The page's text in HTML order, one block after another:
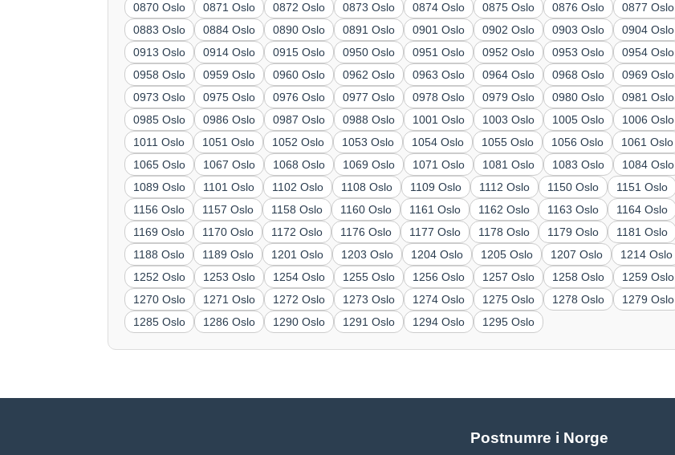
0870 Oslo
0871 Oslo 0872 Oslo 0873 Oslo 0874 Oslo 0875 Oslo 0876 Oslo 0877 Oslo
0883 Oslo
0884 Oslo 0890 Oslo 0891 Oslo 0901 Oslo 0902 Oslo 0903 Oslo 0904 Oslo
0913 Oslo
0914 Oslo 0915 Oslo 0950 Oslo 0951 Oslo 0952 Oslo 0953 Oslo 0954 Oslo
0958 Oslo
0959 Oslo 0960 Oslo 0962 Oslo 0963 Oslo 0964 Oslo 0968 Oslo 0969 Oslo
0973 Oslo
0975 Oslo 0976 Oslo 0977 Oslo 0978 Oslo 0979 Oslo 0980 Oslo 0981 Oslo
0985 Oslo
0986 Oslo 0987 Oslo 0988 Oslo 1001 Oslo 1003 Oslo 1005 Oslo 1006 Oslo
1011 Oslo
1051 Oslo 1052 Oslo 1053 Oslo 1054 Oslo 1055 Oslo 1056 Oslo 1061 Oslo
1065 Oslo
1067 Oslo 1068 Oslo 1069 Oslo 1071 Oslo 1081 Oslo 1083 Oslo 1084 Oslo
1089 Oslo
1101 Oslo 1102 Oslo 1108 Oslo 1109 Oslo 1112 Oslo 1150 Oslo 1151 Oslo
1156 Oslo
1157 Oslo 1158 Oslo 1160 Oslo 1161 Oslo 1162 Oslo 1163 Oslo 1164 Oslo
1169 Oslo
1170 Oslo 1172 Oslo 1176 Oslo 1177 Oslo 1178 Oslo 1179 Oslo 1181 Oslo
1188 Oslo
1189 Oslo 1201 Oslo 1203 Oslo 1204 Oslo 1205 Oslo 1207 Oslo 1214 Oslo
1252 Oslo
1253 Oslo 1254 Oslo 1255 Oslo 1256 Oslo 1257 Oslo 1258 Oslo 1259 Oslo
1270 Oslo
1271 Oslo 1272 Oslo 1273 Oslo 1274 Oslo 1275 Oslo 1278 Oslo 1279 Oslo
1285 Oslo
1286 Oslo 1290 Oslo 1291 Oslo 1294 Oslo 1295 Oslo
Postnumre i Norge